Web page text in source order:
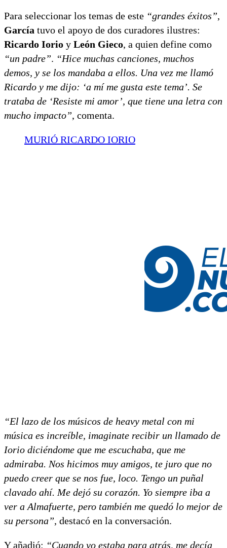
Para seleccionar los temas de este “grandes éxitos”,
García tuvo el apoyo de dos curadores ilustres:
Ricardo Iorio y León Gieco, a quien define como
“un padre”. “Hice muchas canciones, muchos
demos, y se los mandaba a ellos. Una vez me llamó
Ricardo y me dijo: ‘a mí me gusta este tema’. Se
trataba de ‘Resiste mi amor’, que tiene una letra con
mucho impacto”, comenta.
MURIÓ RICARDO IORIO
“El lazo de los músicos de heavy metal con mi
música es increíble, imaginate recibir un llamado de
Iorio diciéndome que me escuchaba, que me
admiraba. Nos hicimos muy amigos, te juro que no
puedo creer que se nos fue, loco. Tengo un puñal
clavado ahí. Me dejó su corazón. Yo siempre iba a
ver a Almafuerte, pero también me quedó lo mejor de
su persona”, destacó en la conversación.
Y añadió: “Cuando yo estaba para atrás, me decía